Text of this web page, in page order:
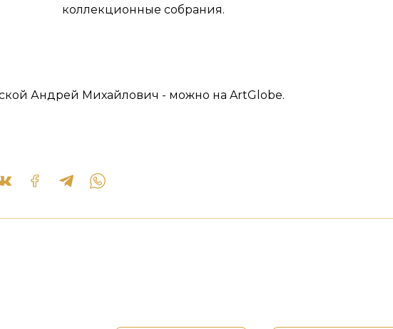
коллекционные собрания.
Андрей Михайлович - можно на ArtGlobe.